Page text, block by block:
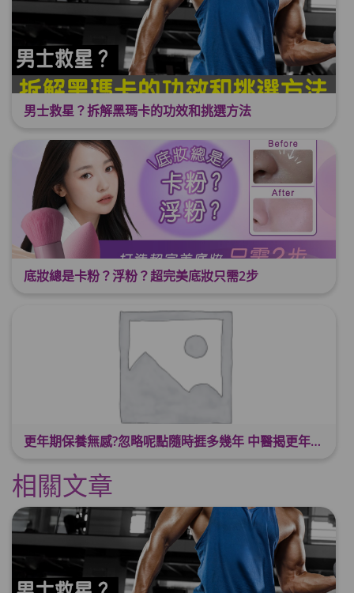
男士救星？拆解黑瑪卡的功效和挑選方法
底妝總是卡粉？浮粉？超完美底妝只需2步
更年期保養無感?忽略呢點隨時捱多幾年 中醫揭更年保養關鍵 輕鬆舒適渡過更年期
相關文章